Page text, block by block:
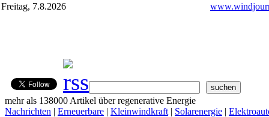
Freitag, 7.8.2026
mehr als 138000 Artikel über regenerative Energie
Nachrichten | Erneuerbare | Kleinwindkraft | Solarenergie |